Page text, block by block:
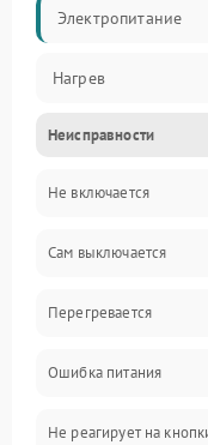
Электропитание
Нагрев
Неисправности
Не включается
Сам выключается
Перегревается
Ошибка питания
Не реагирует на